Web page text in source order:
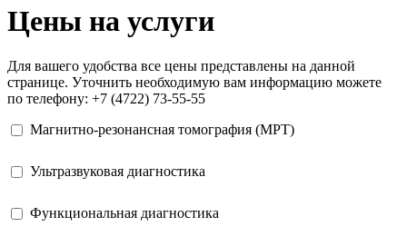
Цены на услуги
Для вашего удобства все цены представлены на данной
странице. Уточнить необходимую вам информацию можете
по телефону: +7 (4722) 73-55-55
Магнитно-резонансная томография (МРТ)
Ультразвуковая диагностика
Функциональная диагностика